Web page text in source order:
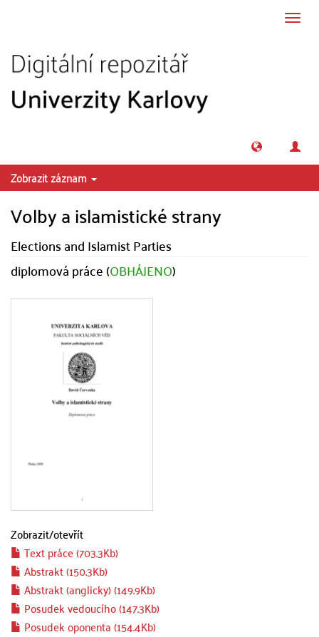
Zobrazit záznam
Volby a islamistické strany
Elections and Islamist Parties
diplomová práce (OBHÁJENO)
Zobrazit/otevřít
Text práce (703.3Kb)
Abstrakt (150.3Kb)
Abstrakt (anglicky) (149.9Kb)
Posudek vedoucího (147.3Kb)
Posudek oponenta (154.4Kb)